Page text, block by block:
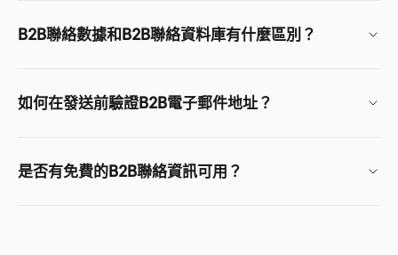
B2B聯絡數據和B2B聯絡資料庫有什麼區別？
如何在發送前驗證B2B電子郵件地址？
是否有免費的B2B聯絡資訊可用？